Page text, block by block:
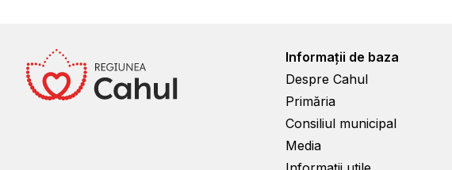
Informații de baza
Despre Cahul
Primăria
Consiliul municipal
Media